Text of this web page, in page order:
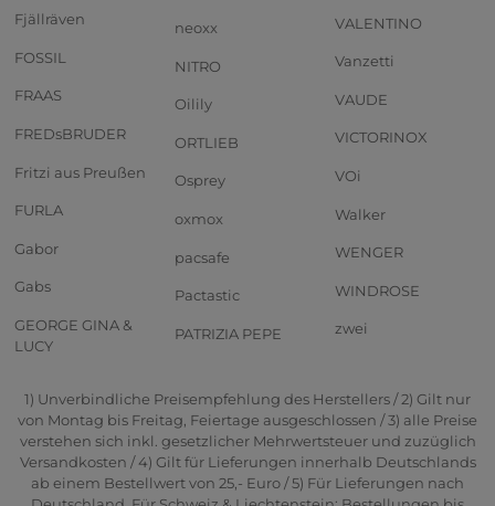
Fjällräven
FOSSIL
FRAAS
FREDsBRUDER
Fritzi aus Preußen
FURLA
Gabor
Gabs
GEORGE GINA &
LUCY
neoxx
NITRO
Oilily
ORTLIEB
Osprey
oxmox
pacsafe
Pactastic
PATRIZIA PEPE
VALENTINO
Vanzetti
VAUDE
VICTORINOX
VOi
Walker
WENGER
WINDROSE
zwei
1) Unverbindliche Preisempfehlung des Herstellers / 2) Gilt nur
von Montag bis Freitag, Feiertage ausgeschlossen / 3) alle Preise
verstehen sich inkl. gesetzlicher Mehrwertsteuer und zuzüglich
Versandkosten / 4) Gilt für Lieferungen innerhalb Deutschlands
ab einem Bestellwert von 25,- Euro / 5) Für Lieferungen nach